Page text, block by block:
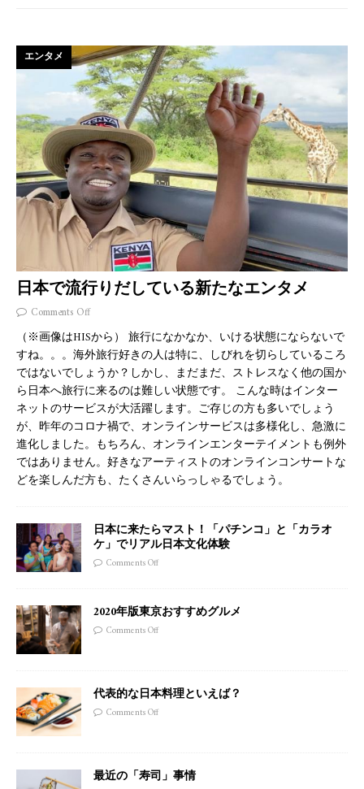
日本で流行りだしている新たなエンタメ
エンタメ
Comments Off
（※画像はHISから） 旅行になかなか、いける状態にならないで
すね。。。海外旅行好きの人は特に、しびれを切らしているころ
ではないでしょうか？しかし、まだまだ、ストレスなく他の国か
ら日本へ旅行に来るのは難しい状態です。 こんな時はインター
ネットのサービスが大活躍します。ご存じの方も多いでしょう
が、昨年のコロナ禍で、オンラインサービスは多様化し、急激に
進化しました。もちろん、オンラインエンターテイメントも例外
ではありません。好きなアーティストのオンラインコンサートな
どを楽しんだ方も、たくさんいらっしゃるでしょう。
日本に来たらマスト！「パチンコ」と「カラオ
ケ」でリアル日本文化体験
Comments Off
2020年版東京おすすめグルメ
Comments Off
代表的な日本料理といえば？
Comments Off
最近の「寿司」事情